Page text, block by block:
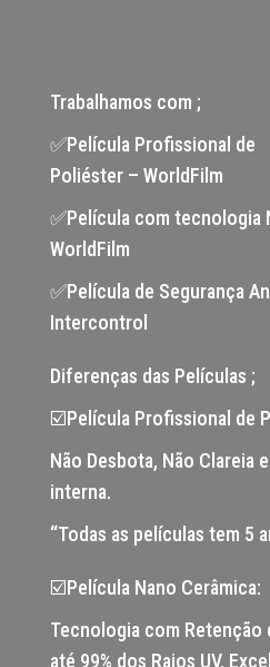
Trabalhamos com ;
✅Película Profissional de
Poliéster – WorldFilm
✅Película com tecnologia
WorldFilm
✅Película de Segurança
Intercontrol
Diferenças das Películas ;
☑️Película Profissional de
Não Desbota, Não Clareia
interna.
“Todas as películas tem 5
☑️Película Nano Cerâmica:
Tecnologia com Retenção
até 99% dos Raios UV,